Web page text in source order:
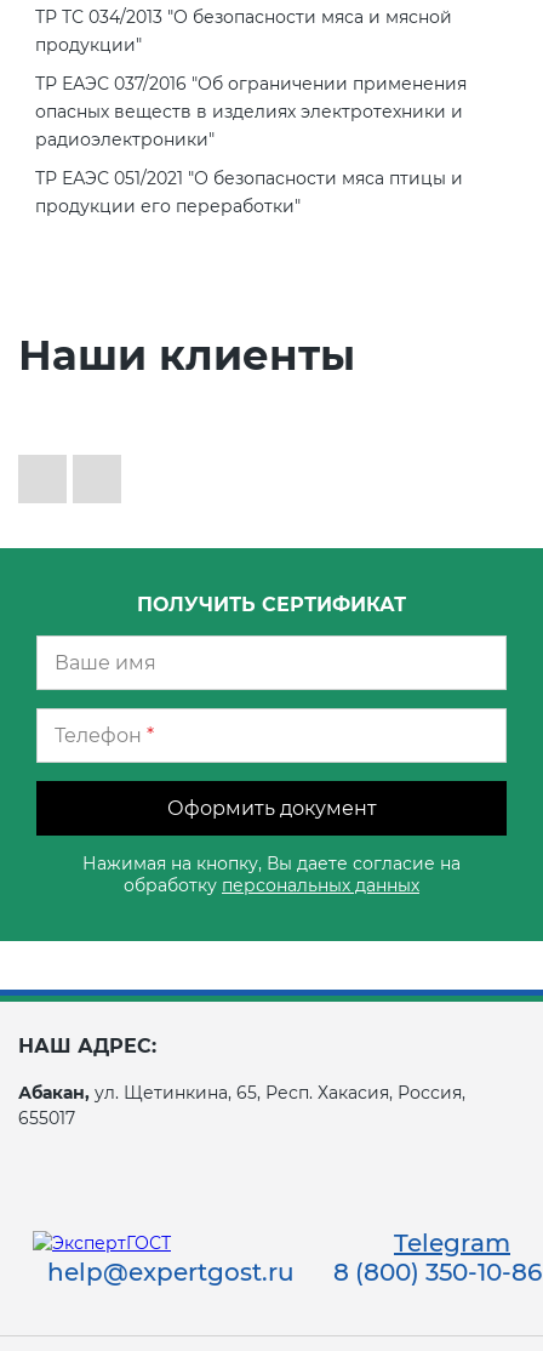
ТР ТС 034/2013 "О безопасности мяса и мясной
продукции"
ТР ЕАЭС 037/2016 "Об ограничении применения
опасных веществ в изделиях электротехники и
радиоэлектроники"
ТР ЕАЭС 051/2021 "О безопасности мяса птицы и
продукции его переработки"
Наши клиенты
ПОЛУЧИТЬ СЕРТИФИКАТ
Телефон *
Оформить документ
Нажимая на кнопку, Вы даете согласие на
обработку персональных данных
НАШ АДРЕС:
Абакан, ул. Щетинкина, 65, Респ. Хакасия, Россия,
655017
Telegram
help@expertgost.ru
8 (800) 350-10-86